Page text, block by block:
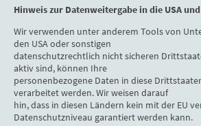
Hinweis zur Datenweitergabe in die USA
Wir verwenden unter anderem Tools von
den USA oder sonstigen
datenschutzrechtlich nicht sicheren
aktiv sind, können Ihre
personenbezogene Daten in diese
verarbeitet werden. Wir weisen darauf
hin, dass in diesen Ländern kein mit der EU
Datenschutzniveau garantiert werden kann.